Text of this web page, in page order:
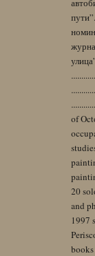
of
20
and
1997